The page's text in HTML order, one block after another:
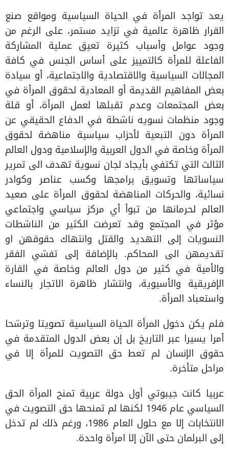
يعد تواجد المرأة في الحياة السياسية ومواقع صنع
القرار ظاهرة عالمية في تزايد مستمر، على الرغم من
وجود عوامل وأسباب كثيرة تعيق عملية المشاركة
الفاعلة للمرأة كالتمييز على أساس الجنس في كافة
المجالات السياسية والاقتصادية والاجتماعية، أو سيادة
بعض المفاهيم القديمة أو المعادية لحقوق المرأة في
بعض المجتمعات وعدم تقبلها لعمل المرأة، أو قلة
وجود منظمات نسويه ناشطة في الدفاع الحقيقي عن
المرأة دون التبعية لأحزاب سياسية مناهضة لحقوق
المرأة وخاصة في الدول العربية والإسلامية ودول العالم
الثالث التي تكتفي بأيجاد لجان نسوية تهدف الى تمرير
سياساتها وتسويق برامجها وكسب عناصر وكوادر
نسائية، والحركات المناهضة لحقوق المرأة على صعيد
العالم لحرمانها من تبوأ أي مركز سياسي واجتماعي
مؤثر في المجتمع وقد تعرضت الكثير من الناشطات
النسويات إلى التهديد والقتل وانتهاك حقوقهن او
تقديمهن الى المحاكم. بالإضافة إلى تفشي الفقر
والأمية في كثير من دول العالم وخاصة في القارة
الإفريقية والأسيوية، وانتشار ظاهرة الاتجار بالنساء
واستعباد المرأة.
فلم يكن دخول المرأة الحياة السياسية تصويتا وترشحا
أمرا يسيرا عبر التاريخ بل إن بعض الدول المتقدمة في
حقوق الإنسان لم تعط حق التصويت للمرأة إلا في
مراحل متأخرة.
عربيا كانت جيبوتي أول دولة عربية تمنح المرأة الحق
السياسي عام 1946 لكنها لم تمنحها حق التصويت في
الانتخابات إلا مع حلول العام 1986، ورغم ذلك لم تدخل
إلى البرلمان حتى الآن إلا امرأة واحدة.